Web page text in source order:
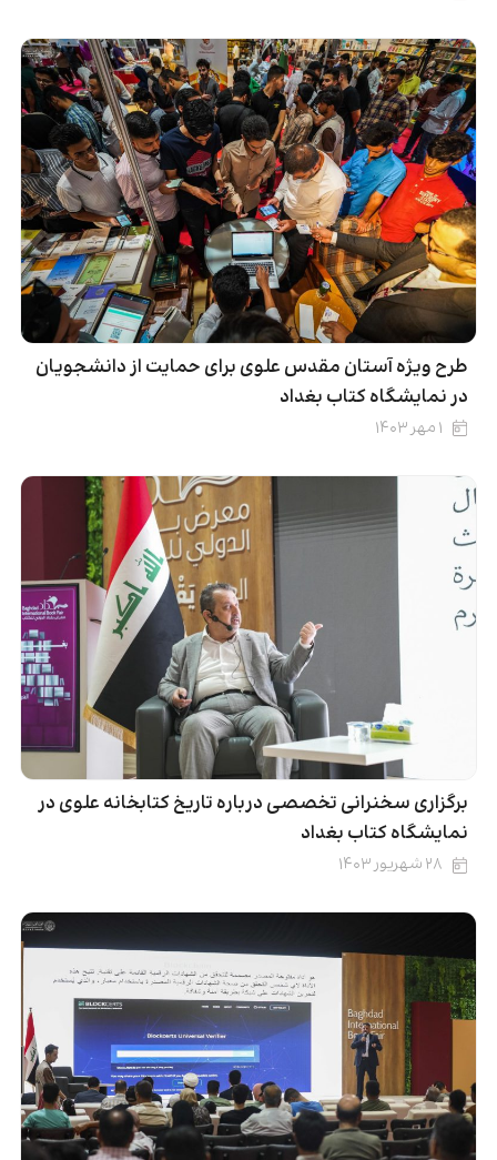
طرح ویژه آستان مقدس علوی برای حمایت از دانشجویان
در نمایشگاه کتاب بغداد
۱ مهر ۱۴۰۳
برگزاری سخنرانی تخصصی درباره تاریخ کتابخانه علوی در
نمایشگاه کتاب بغداد
۲۸ شهریور ۱۴۰۳